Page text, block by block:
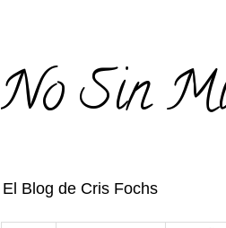
No Sin
El Blog de Cris Fochs